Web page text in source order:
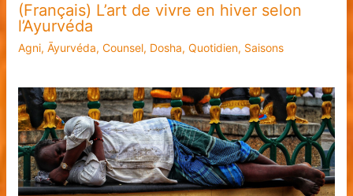
(Français) L’art de vivre en hiver selon
l’Ayurvéda
Agni, Āyurvéda, Counsel, Dosha, Quotidien, Saisons